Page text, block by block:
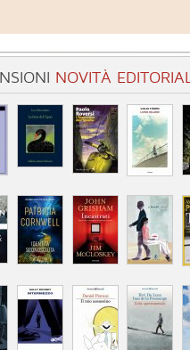
NOVITÀ